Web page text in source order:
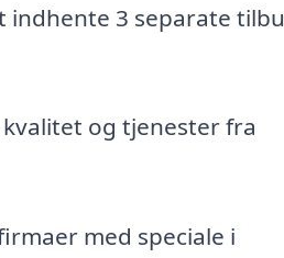
indhente 3 separate
og tjenester fra
med speciale i